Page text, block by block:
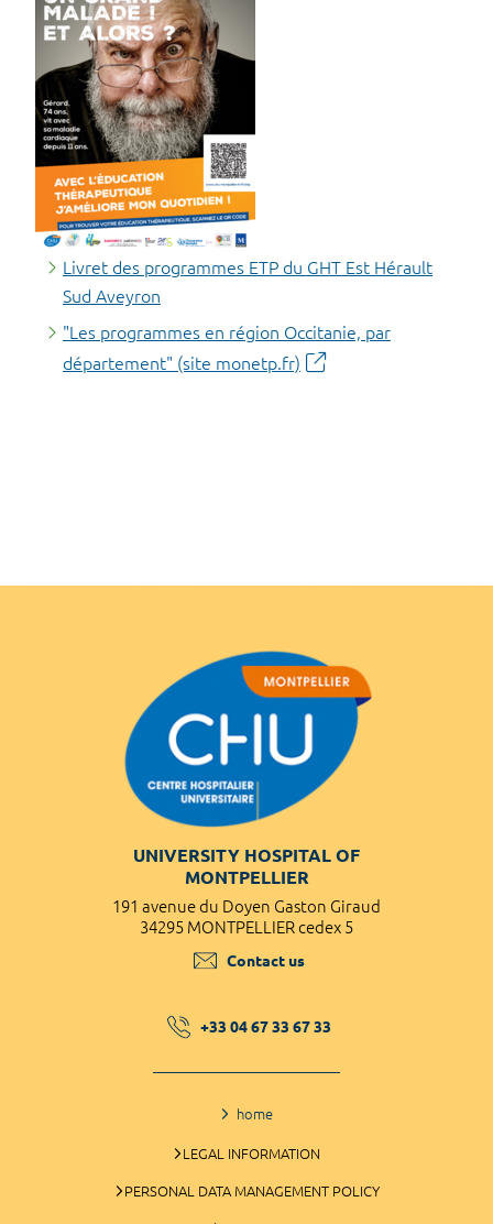
Livret des programmes ETP du GHT Est Hérault
Sud Aveyron
"Les programmes en région Occitanie, par
département" (site monetp.fr)
UNIVERSITY HOSPITAL OF
MONTPELLIER
191 avenue du Doyen Gaston Giraud
34295 MONTPELLIER cedex 5
Contact us
+33 04 67 33 67 33
home
LEGAL INFORMATION
PERSONAL DATA MANAGEMENT POLICY